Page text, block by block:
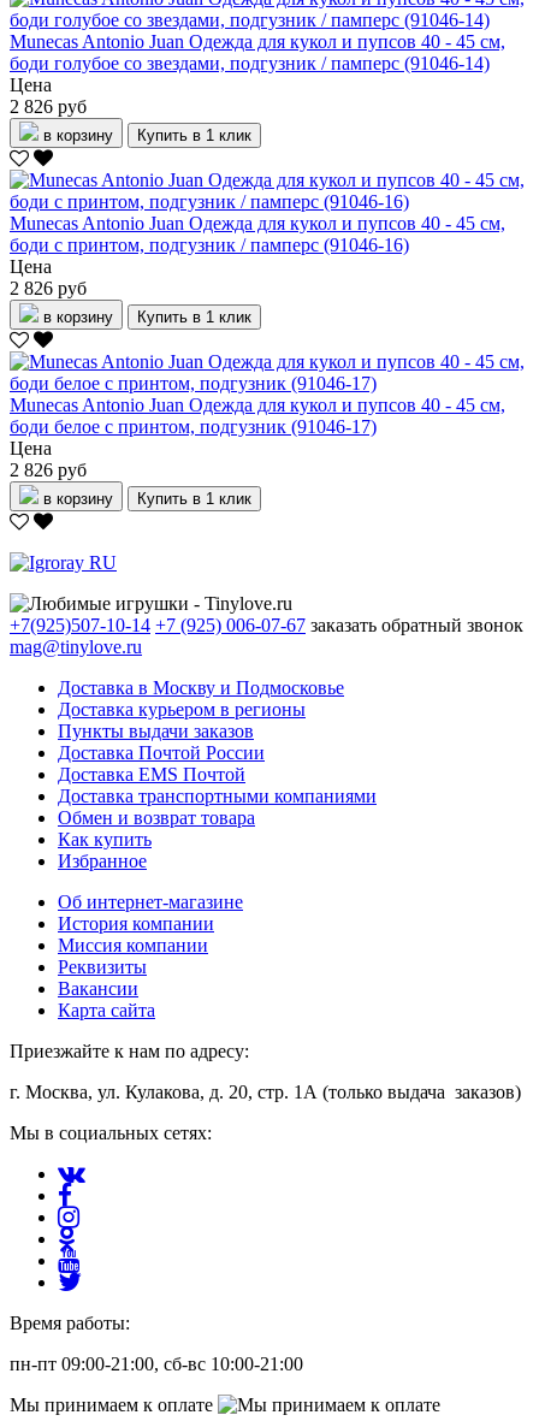
Munecas Antonio Juan Одежда для кукол и пупсов 40 - 45 см,
боди голубое со звездами, подгузник / памперс (91046-14)
Цена
2 826 руб
в корзину Купить в 1 клик
Munecas Antonio Juan Одежда для кукол и пупсов 40 - 45 см,
боди с принтом, подгузник / памперс (91046-16)
Цена
2 826 руб
в корзину Купить в 1 клик
Munecas Antonio Juan Одежда для кукол и пупсов 40 - 45 см,
боди белое с принтом, подгузник (91046-17)
Цена
2 826 руб
в корзину Купить в 1 клик
+7(925)507-10-14 +7 (925) 006-07-67 заказать обратный звонок
mag@tinylove.ru
Доставка в Москву и Подмосковье
Доставка курьером в регионы
Пункты выдачи заказов
Доставка Почтой России
Доставка EMS Почтой
Доставка транспортными компаниями
Обмен и возврат товара
Как купить
Избранное
Об интернет-магазине
История компании
Миссия компании
Реквизиты
Вакансии
Карта сайта
Приезжайте к нам по адресу:
г. Москва, ул. Кулакова, д. 20, стр. 1А (только выдача заказов)
Мы в социальных сетях:
Время работы:
пн-пт 09:00-21:00, сб-вс 10:00-21:00
Мы принимаем к оплате